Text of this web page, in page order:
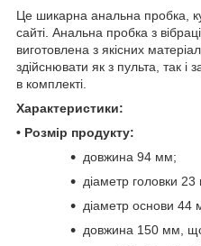
Це шикарна анальна пробка,
сайті. Анальна пробка з
виготовлена з якісних
здійснювати як з пульта, так і
в комплекті.
Характеристики:
• Розмір продукту:
довжина 94 мм;
діаметр головки
діаметр основи 44
довжина 150 мм,